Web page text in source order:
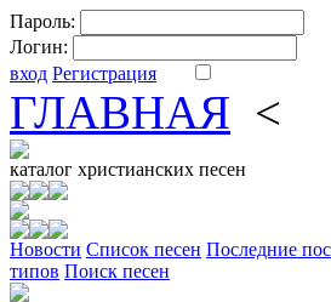
Пароль:
Логин:
вход Регистрация
ГЛАВНАЯ <
каталог христианских песен
Новости Cписок песен Последние
типов Поиск песен